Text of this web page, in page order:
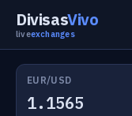
DivisasVivo
liveexchanges
EUR/USD
1.1565